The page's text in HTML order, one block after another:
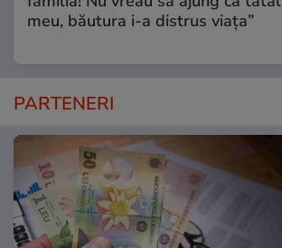
meu, băutura i-a distrus viața”
PARTENERI